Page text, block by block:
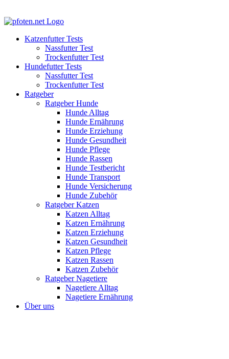
Katzenfutter Tests
Nassfutter Test
Trockenfutter Test
Hundefutter Tests
Nassfutter Test
Trockenfutter Test
Ratgeber
Ratgeber Hunde
Hunde Alltag
Hunde Ernährung
Hunde Erziehung
Hunde Gesundheit
Hunde Pflege
Hunde Rassen
Hunde Testbericht
Hunde Transport
Hunde Versicherung
Hunde Zubehör
Ratgeber Katzen
Katzen Alltag
Katzen Ernährung
Katzen Erziehung
Katzen Gesundheit
Katzen Pflege
Katzen Rassen
Katzen Zubehör
Ratgeber Nagetiere
Nagetiere Alltag
Nagetiere Ernährung
Über uns